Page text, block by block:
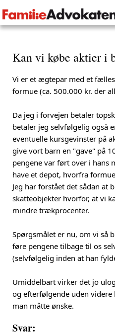
Kan vi købe aktier i
Vi er et ægtepar med et
formue (ca. 500.000 kr. der
Da jeg i forvejen betaler
betaler jeg selvfølgelig også
eventuelle kursgevinster på
give vort barn en "gave" på
pengene var ført over i hans
have et depot, hvorfra
Jeg har forstået det sådan at
skatteobjekter hvorfor, at vi
mindre trækprocenter.
Spørgsmålet er nu, om vi så
føre pengene tilbage til os
(selvfølgelig inden at han
Umiddelbart virker det jo
og efterfølgende uden videre
man måtte ønske.
Svar: